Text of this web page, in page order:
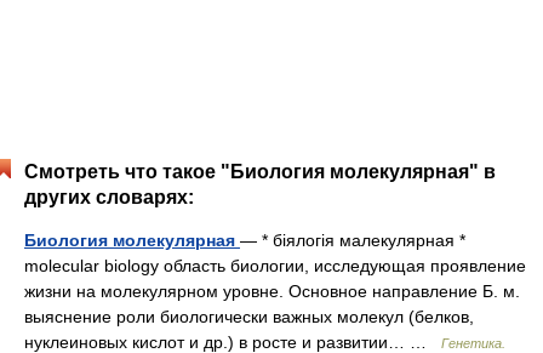
Смотреть что такое "Биология молекулярная" в
других словарях:
Биология молекулярная — * біялогія малекулярная *
molecular biology область биологии, исследующая проявление
жизни на молекулярном уровне. Основное направление Б. м.
выяснение роли биологически важных молекул (белков,
нуклеиновых кислот и др.) в росте и развитии… …
Генетика.